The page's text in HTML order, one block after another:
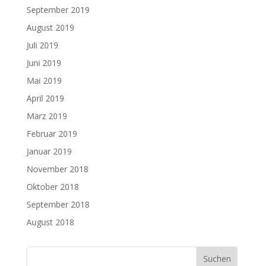
September 2019
August 2019
Juli 2019
Juni 2019
Mai 2019
April 2019
März 2019
Februar 2019
Januar 2019
November 2018
Oktober 2018
September 2018
August 2018